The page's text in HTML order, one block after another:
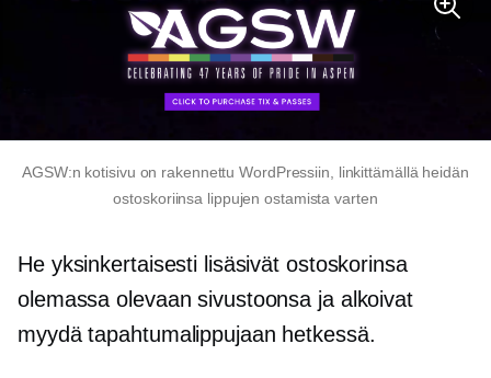
AGSW:n kotisivu on rakennettu WordPressiin, linkittämällä heidän
ostoskoriinsa lippujen ostamista varten
He yksinkertaisesti lisäsivät ostoskorinsa
olemassa olevaan sivustoonsa ja alkoivat
myydä tapahtumalippujaan hetkessä.